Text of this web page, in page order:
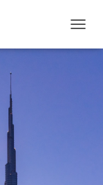
换